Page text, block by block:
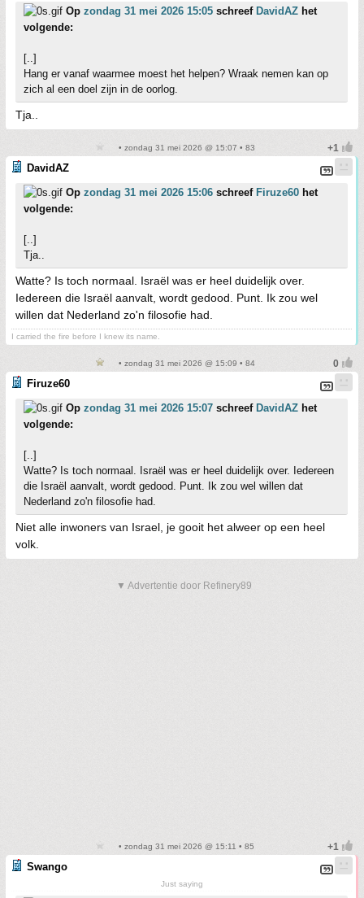
Op zondag 31 mei 2026 15:05 schreef DavidAZ het
volgende:
[..]
Hang er vanaf waarmee moest het helpen? Wraak nemen kan op
zich al een doel zijn in de oorlog.
Tja..
• zondag 31 mei 2026 @ 15:07 • 83
DavidAZ
Op zondag 31 mei 2026 15:06 schreef Firuze60 het
volgende:
[..]
Tja..
Watte? Is toch normaal. Israël was er heel duidelijk over.
Iedereen die Israël aanvalt, wordt gedood. Punt. Ik zou wel
willen dat Nederland zo'n filosofie had.
I carried the fire before I knew its name.
• zondag 31 mei 2026 @ 15:09 • 84
Firuze60
Op zondag 31 mei 2026 15:07 schreef DavidAZ het
volgende:
[..]
Watte? Is toch normaal. Israël was er heel duidelijk over. Iedereen
die Israël aanvalt, wordt gedood. Punt. Ik zou wel willen dat
Nederland zo'n filosofie had.
Niet alle inwoners van Israel, je gooit het alweer op een heel
volk.
▼ Advertentie door Refinery89
• zondag 31 mei 2026 @ 15:11 • 85
Swango
Just saying